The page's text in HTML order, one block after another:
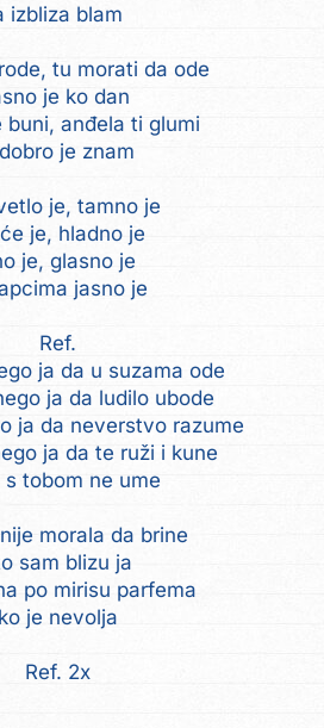
izbliza blam
tu morati da ode
je ko dan
buni, anđela ti glumi
je znam
je, tamno je
je, hladno je
je, glasno je
jasno je
Ref.
ja da u suzama ode
ja da ludilo ubode
ja da neverstvo razume
ja da te ruži i kune
s tobom ne ume
morala da brine
sam blizu ja
po mirisu parfema
ko je nevolja
Ref. 2x